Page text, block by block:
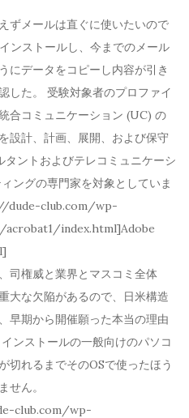
ずメールは直ぐに使いたいので
ンストールし、今までのメール
にデータをコピーし内容が引き
した。 受験対象者のプロファイ
合コミュニケーション (UC) の
設計、計画、展開、および保守
ントおよびテレコミュニケーシ
ングの専門家を対象としていま
dude-club.com/wp-
index.html]Adobe
司権威と業界とマスコミ全体
大な欠陥があるので、日米構造
早期から開催願った本当の理由
ンストールの一般向けのパソコ
切れるまでそのOSで使ったほう
せん。
club.com/wp-